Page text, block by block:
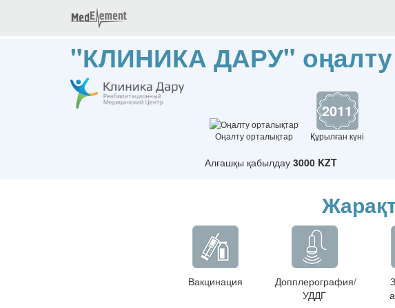
"КЛИНИКА ДАРУ"
Оңалту орталықтар
2011
Құрылған күні
Алғашқы қабылдау 3000 KZT
Вакцинация
Допплерография/
УДДГ